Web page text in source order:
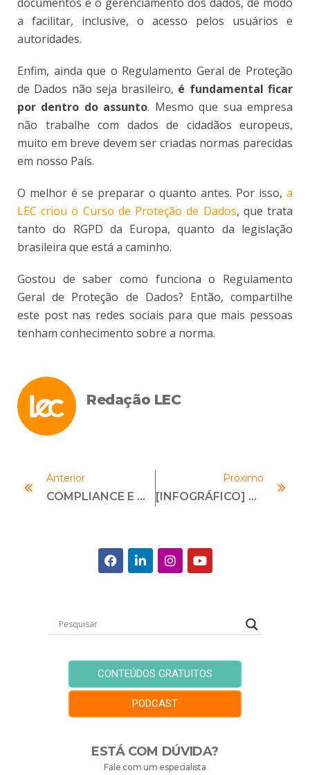
a facilitar, inclusive, o acesso pelos usuários e
autoridades.
Enfim, ainda que o Regulamento Geral de Proteção
de Dados não seja brasileiro, é fundamental ficar
por dentro do assunto. Mesmo que sua empresa
não trabalhe com dados de cidadãos europeus,
muito em breve devem ser criadas normas parecidas
em nosso País.
O melhor é se preparar o quanto antes. Por isso, a
LEC criou o Curso de Proteção de Dados, que trata
tanto do RGPD da Europa, quanto da legislação
brasileira que está a caminho.
Gostou de saber como funciona o Regulamento
Geral de Proteção de Dados? Então, compartilhe
este post nas redes sociais para que mais pessoas
tenham conhecimento sobre a norma.
Redação LEC
Anterior
COMPLIANCE E O CONFLITO DE INTERESSES NA LEI DAS SOCIEDADES ANÔNIMAS
Próximo
[INFOGRÁFICO] CANAL DE DENÚNCIAS: ESTATÍSTICAS DAS OPERAÇÕES DA ICTS EM 10 ANOS
CONTEÚDOS GRATUITOS
PODCAST
ESTÁ COM DÚVIDA?
Fale com um especialista